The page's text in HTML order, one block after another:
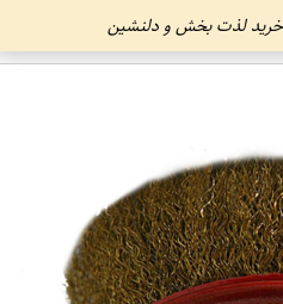
خرید لذت بخش و دلنشین